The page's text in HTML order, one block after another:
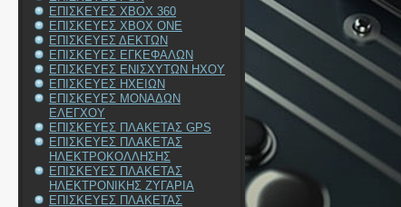
ΕΠΙΣΚΕΥΕΣ XBOX 360
ΕΠΙΣΚΕΥΕΣ XBOX ONE
ΕΠΙΣΚΕΥΕΣ ΔΕΚΤΩΝ
ΕΠΙΣΚΕΥΕΣ ΕΓΚΕΦΑΛΩΝ
ΕΠΙΣΚΕΥΕΣ ΕΝΙΣΧΥΤΩΝ ΗΧΟΥ
ΕΠΙΣΚΕΥΕΣ ΗΧΕΙΩΝ
ΕΠΙΣΚΕΥΕΣ ΜΟΝΑΔΩΝ
ΕΛΕΓΧΟΥ
ΕΠΙΣΚΕΥΕΣ ΠΛΑΚΕΤΑΣ GPS
ΕΠΙΣΚΕΥΕΣ ΠΛΑΚΕΤΑΣ
ΗΛΕΚΤΡΟΚΟΛΛΗΣΗΣ
ΕΠΙΣΚΕΥΕΣ ΠΛΑΚΕΤΑΣ
ΗΛΕΚΤΡΟΝΙΚΗΣ ΖΥΓΑΡΙΑ
ΕΠΙΣΚΕΥΕΣ ΠΛΑΚΕΤΑΣ